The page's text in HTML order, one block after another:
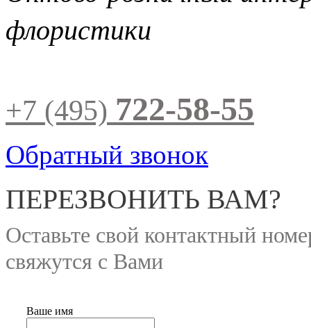
флористики
+7 (495) 722-58-55
Обратный звонок
ПЕРЕЗВОНИТЬ ВАМ?
Оставьте свой контактный
свяжутся с Вами
Ваше имя